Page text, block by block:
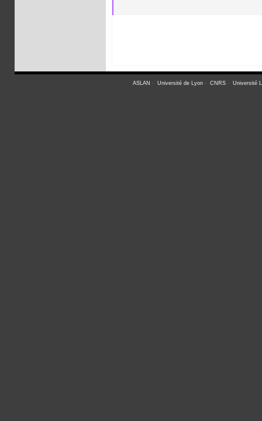
ASLAN - Université de Lyon- CNRS- Université